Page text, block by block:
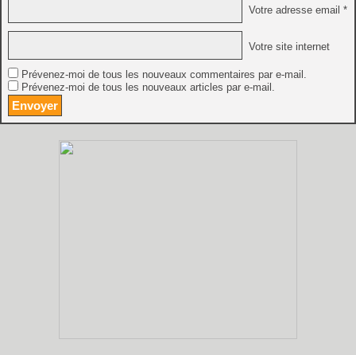
Votre adresse email *
Votre site internet
Prévenez-moi de tous les nouveaux commentaires par e-mail.
Prévenez-moi de tous les nouveaux articles par e-mail.